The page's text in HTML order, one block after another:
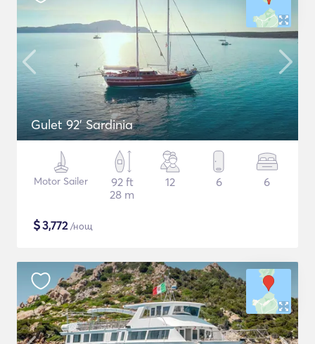
Gulet 92' Sardinia
Motor Sailer
92 ft
28 m
12 6 6
$3,772/нощ